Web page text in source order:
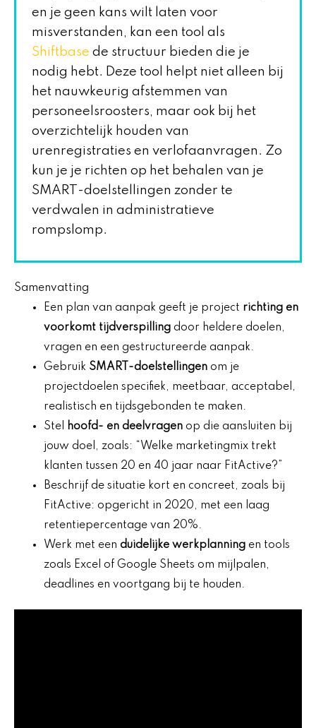
en je geen kans wilt laten voor
misverstanden, kan een tool als
Shiftbase de structuur bieden die je
nodig hebt. Deze tool helpt niet alleen bij
het nauwkeurig afstemmen van
personeelsroosters, maar ook bij het
overzichtelijk houden van
urenregistraties en verlofaanvragen. Zo
kun je je richten op het behalen van je
SMART-doelstellingen zonder te
verdwalen in administratieve
rompslomp.
Samenvatting
Een plan van aanpak geeft je project richting en
voorkomt tijdverspilling door heldere doelen,
vragen en een gestructureerde aanpak.
Gebruik SMART-doelstellingen om je
projectdoelen specifiek, meetbaar, acceptabel,
realistisch en tijdsgebonden te maken.
Stel
hoofd- en deelvragen op die aansluiten bij
jouw doel, zoals: “Welke marketingmix trekt
klanten tussen 20 en 40 jaar naar FitActive?”
Beschrijf de situatie kort en concreet, zoals bij
FitActive: opgericht in 2020, met een laag
retentiepercentage van 20%.
Werk met een duidelijke werkplanning en tools
zoals Excel of Google Sheets om mijlpalen,
deadlines en voortgang bij te houden.